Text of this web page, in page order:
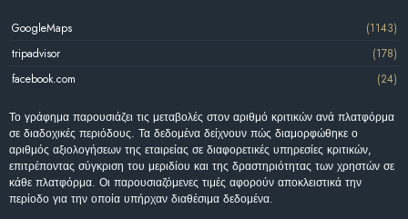
GoogleMaps
(1143)
tripadvisor
(178)
facebook.com
(24)
Το γράφημα παρουσιάζει τις μεταβολές στον αριθμό κριτικών ανά πλατφόρμα
σε διαδοχικές περιόδους. Τα δεδομένα δείχνουν πώς διαμορφώθηκε ο
αριθμός αξιολογήσεων της εταιρείας σε διαφορετικές υπηρεσίες κριτικών,
επιτρέποντας σύγκριση του μεριδίου και της δραστηριότητας των χρηστών σε
κάθε πλατφόρμα. Οι παρουσιαζόμενες τιμές αφορούν αποκλειστικά την
περίοδο για την οποία υπήρχαν διαθέσιμα δεδομένα.